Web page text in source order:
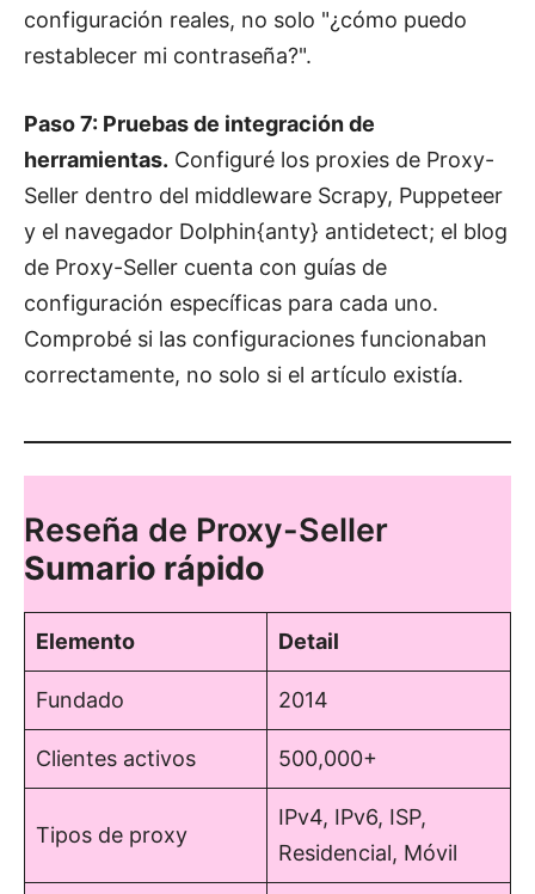
configuración reales, no solo "¿cómo puedo
restablecer mi contraseña?".
Paso 7: Pruebas de integración de
herramientas. Configuré los proxies de Proxy-
Seller dentro del middleware Scrapy, Puppeteer
y el navegador Dolphin{anty} antidetect; el blog
de Proxy-Seller cuenta con guías de
configuración específicas para cada uno.
Comprobé si las configuraciones funcionaban
correctamente, no solo si el artículo existía.
Reseña de Proxy-Seller
Sumario rápido
Elemento Detail
Fundado 2014
Clientes activos 500,000+
Tipos de proxy
IPv4, IPv6, ISP,
Residencial, Móvil